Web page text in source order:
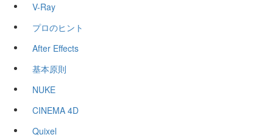
V-Ray
プロのヒント
After Effects
基本原則
NUKE
CINEMA 4D
Quixel